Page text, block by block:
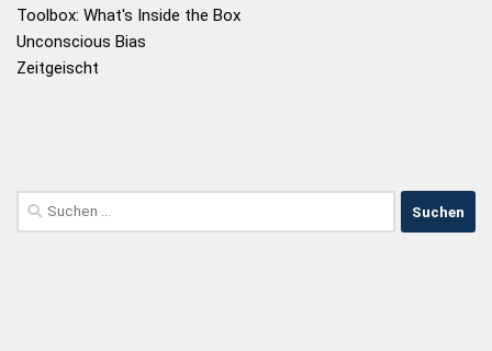
Toolbox: What's Inside the Box
Unconscious Bias
Zeitgeischt